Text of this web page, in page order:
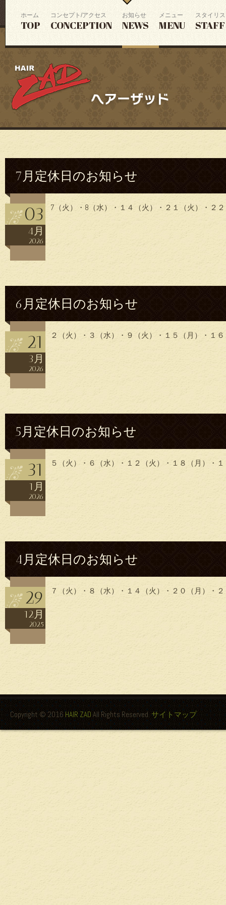
ホーム
TOP
コンセプト/アクセス
CONCEPTION
お知らせ
NEWS
メニュー
MENU
スタイリ
STAFF
7月定休日のお知らせ
03
4月
2026
7（火）・8（水）・１４（火）・２１（火）・２
6月定休日のお知らせ
21
3月
2026
２（火）・３（水）・９（火）・１５（月）・１
5月定休日のお知らせ
31
1月
2026
５（火）・６（水）・１２（火）・１８（月）・
4月定休日のお知らせ
29
12月
2025
７（火）・８（水）・１４（火）・２０（月）・
Copyright © 2016 HAIR ZADAll Rights Reserved. サイトマップ